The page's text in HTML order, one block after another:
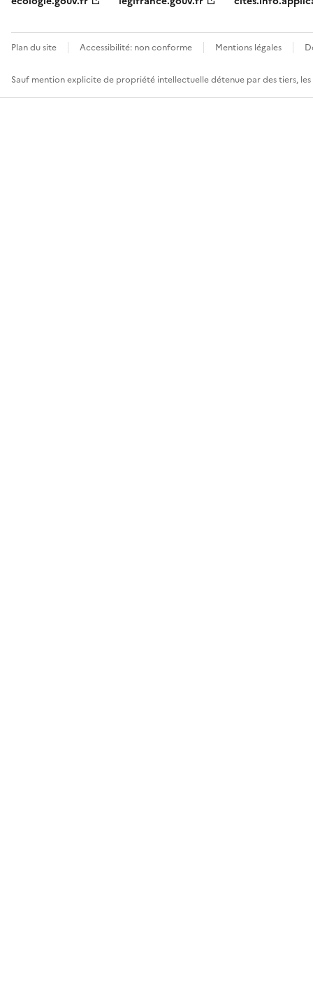
Plan du site Accessibilité: non conforme Mentions légales
Sauf mention explicite de propriété intellectuelle détenue par des tiers,